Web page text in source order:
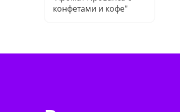
конфетами и кофе"